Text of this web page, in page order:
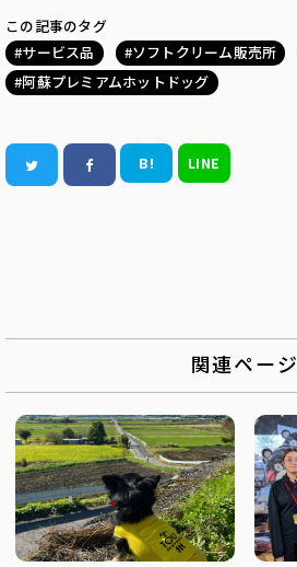
この記事のタグ
サービス品
ソフトクリーム販売所
阿蘇プレミアムホットドッグ
B! LINE
関連ページ